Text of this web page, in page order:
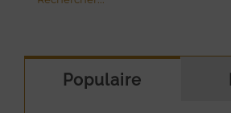
Populaire